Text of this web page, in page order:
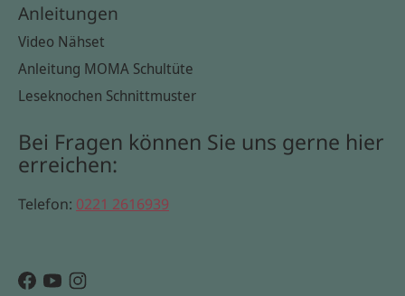
Anleitungen
Video Nähset
Anleitung MOMA Schultüte
Leseknochen Schnittmuster
Bei Fragen können Sie uns gerne hier
erreichen:
Telefon: 0221 2616939